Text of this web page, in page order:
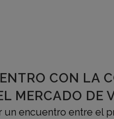
CON LA
MERCADO DE
un encuentro entre el